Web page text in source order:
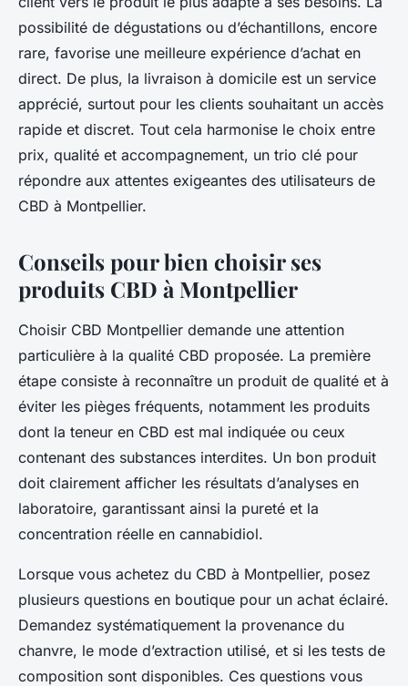
possibilité de dégustations ou d’échantillons, encore
rare, favorise une meilleure expérience d’achat en
direct. De plus, la livraison à domicile est un service
apprécié, surtout pour les clients souhaitant un accès
rapide et discret. Tout cela harmonise le choix entre
prix, qualité et accompagnement, un trio clé pour
répondre aux attentes exigeantes des utilisateurs de
CBD à Montpellier.
Conseils pour bien choisir ses
produits CBD à Montpellier
Choisir CBD Montpellier demande une attention
particulière à la qualité CBD proposée. La première
étape consiste à reconnaître un produit de qualité et à
éviter les pièges fréquents, notamment les produits
dont la teneur en CBD est mal indiquée ou ceux
contenant des substances interdites. Un bon produit
doit clairement afficher les résultats d’analyses en
laboratoire, garantissant ainsi la pureté et la
concentration réelle en cannabidiol.
Lorsque vous achetez du CBD à Montpellier, posez
plusieurs questions en boutique pour un achat éclairé.
Demandez systématiquement la provenance du
chanvre, le mode d’extraction utilisé, et si les tests de
composition sont disponibles. Ces questions vous